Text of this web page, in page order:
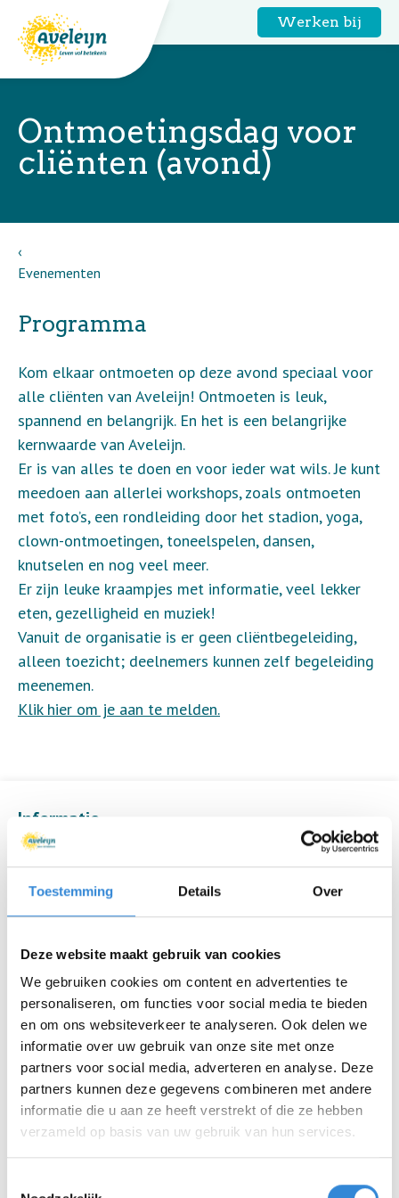
Toestemming Details Over
Deze website maakt gebruik van cookies
We gebruiken cookies om content en advertenties te
personaliseren, om functies voor social media te bieden
en om ons websiteverkeer te analyseren. Ook delen we
informatie over uw gebruik van onze site met onze
partners voor social media, adverteren en analyse. Deze
partners kunnen deze gegevens combineren met andere
informatie die u aan ze heeft verstrekt of die ze hebben
verzameld op basis van uw gebruik van hun services.
Werken bij
Ontmoetingsdag voor
cliënten (avond)
Evenementen
Informatie
Tijd
17:00 - 20:30
Thema
Ontmoeten
Kosten
Geen
Deelnemers
50 van 50
Aanmelden is niet meer mogelijk.
Programma
Kom elkaar ontmoeten op deze avond speciaal voor
alle cliënten van Aveleijn! Ontmoeten is leuk,
spannend en belangrijk. En het is een belangrijke
kernwaarde van Aveleijn.
Er is van alles te doen en voor ieder wat wils. Je kunt
meedoen aan allerlei workshops, zoals ontmoeten
met foto’s, een rondleiding door het stadion, yoga,
clown-ontmoetingen, toneelspelen, dansen,
knutselen en nog veel meer.
Er zijn leuke kraampjes met informatie, veel lekker
eten, gezelligheid en muziek!
Vanuit de organisatie is er geen cliëntbegeleiding,
alleen toezicht; deelnemers kunnen zelf begeleiding
meenemen.
Klik hier om je aan te melden.